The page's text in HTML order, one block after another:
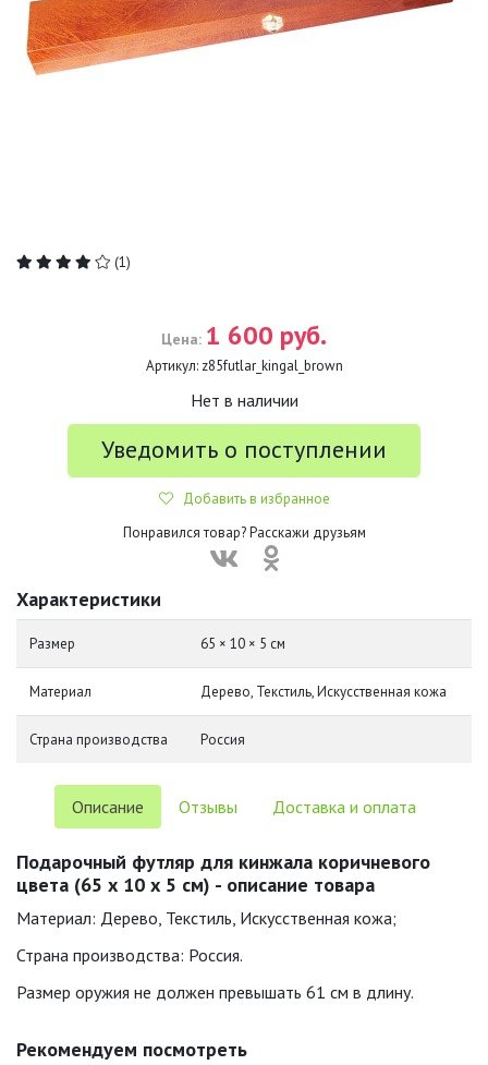
(1)
Цена: 1 600 руб.
Артикул: z85futlar_kingal_brown
Нет в наличии
Уведомить о поступлении
Добавить в избранное
Понравился товар? Расскажи друзьям
Характеристики
Размер 65 × 10 × 5 см
Материал Дерево, Текстиль, Искусственная кожа
Страна производства Россия
Описание Отзывы Доставка и оплата
Подарочный футляр для кинжала коричневого
цвета (65 х 10 х 5 см) - описание товара
Материал: Дерево, Текстиль, Искусственная кожа;
Страна производства: Россия.
Размер оружия не должен превышать 61 см в длину.
Рекомендуем посмотреть